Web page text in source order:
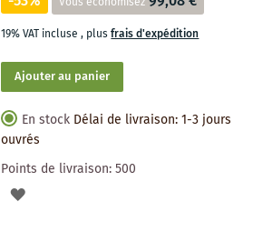
19% VAT incluse, plusfrais d'expédition
Ajouter au panier
En stock Délai de livraison: 1-3 jours
ouvrés
Points de livraison:500
AJOUTER